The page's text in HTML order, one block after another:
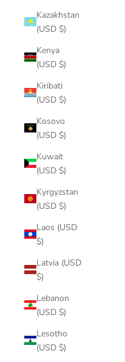
Kazakhstan
(USD $)
Kenya
(USD $)
Kiribati
(USD $)
Kosovo
(USD $)
Kuwait
(USD $)
Kyrgyzstan
(USD $)
Laos (USD
$)
Latvia (USD
$)
Lebanon
(USD $)
Lesotho
(USD $)